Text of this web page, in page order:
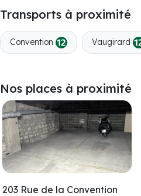
Transports à proximité
Convention Vaugirard
Nos places à proximité
203 Rue de la Convention